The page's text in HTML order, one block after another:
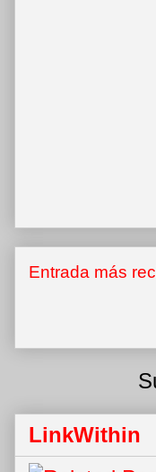
Entrada más
LinkWithin